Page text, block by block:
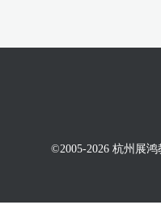
©2005-2026 杭州展鸿